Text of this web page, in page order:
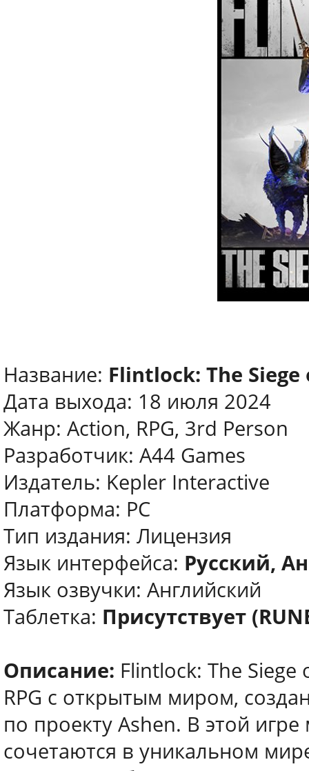
Название: Flintlock: The Siege
Дата выхода: 18 июля 2024
Жанр: Action, RPG, 3rd Person
Разработчик: A44 Games
Издатель: Kepler Interactive
Платформа: PC
Тип издания: Лицензия
Язык интерфейса: Русский,
Язык озвучки: Английский
Таблетка: Присутствует
Описание: Flintlock: The
RPG с открытым миром,
по проекту Ashen. В этой
сочетаются в уникальном